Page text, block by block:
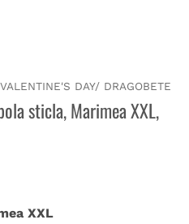
VALENTINE'S DAY/ DRAGOBETE
sticla, Marimea XXL,
XXL